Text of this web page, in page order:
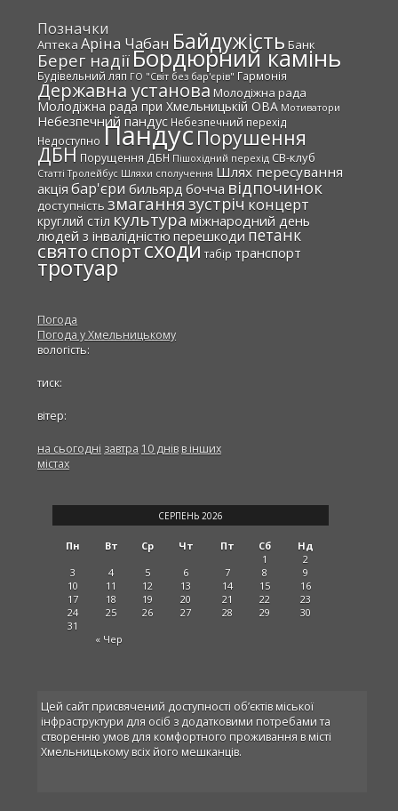
Позначки
Аптека Аріна Чабан Байдужість Банк
Берег надіїБордюрний камінь
Будівельний ляп ГО "Світ без бар'єрів" Гармонія
Державна установа Молодіжна рада
Молодіжна рада при Хмельницькій ОВА Мотиватори
Небезпечний пандус Небезпечний перехід
Недоступно ПандусПорушення
ДБН Порущення ДБН Пішохідний перехід СВ-клуб
Статті Тролейбус Шляхи сполучення Шлях пересування
акція бар'єри бильярд бочча відпочинок
доступність змагання зустріч концерт
круглий стіл культура міжнародний день
людей з інвалідністюперешкоди петанк
святоспортсходитабір транспорт
тротуар
Погода
Погода уХмельницькому
вологість:
тиск:
вітер:
на сьогодні завтра 10 днів в інших
містах
СЕРПЕНЬ 2026
Пн Вт Ср Чт Пт Сб Нд
« Чер
1
2
3
4 5 6 7 8
9
10
11 12 13 14 15
16
17
18 19 20 21 22
23
24
25 26 27 28 29
30
31
Цей сайт присвячений доступності об’єктів міської
інфраструктури для осіб з додатковими потребами та
створенню умов для комфортного проживання в місті
Хмельницькому всіх його мешканців.